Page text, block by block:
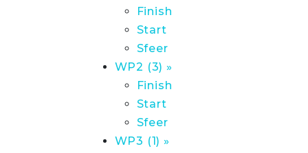
Finish
Start
Sfeer
WP2 (3) »
Finish
Start
Sfeer
WP3 (1) »